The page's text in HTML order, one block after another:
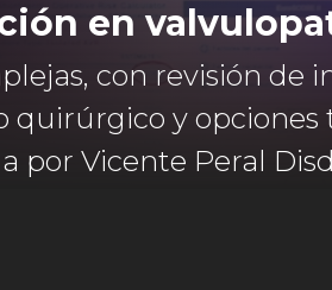
en
con revisión de
y opciones
por Vicente Peral